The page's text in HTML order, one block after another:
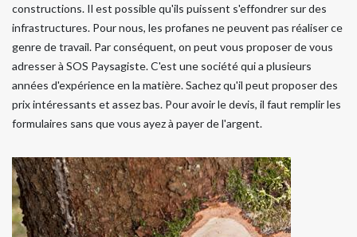
constructions. Il est possible qu'ils puissent s'effondrer sur des
infrastructures. Pour nous, les profanes ne peuvent pas réaliser ce
genre de travail. Par conséquent, on peut vous proposer de vous
adresser à SOS Paysagiste. C'est une société qui a plusieurs
années d'expérience en la matière. Sachez qu'il peut proposer des
prix intéressants et assez bas. Pour avoir le devis, il faut remplir les
formulaires sans que vous ayez à payer de l'argent.